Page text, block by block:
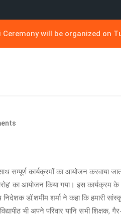
Ceremony will be organized on
सम्पूर्ण कार्यक्रमों का आयोजन करवाया
का आयोजन किया गया। इस कार्यक्रम के
डॉ.शमीम शर्मा ने कहा कि हमारी
भी अपने परिवार यानि सभी शिक्षक,